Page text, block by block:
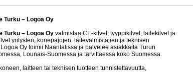
Turku – Logoa Oy
Turku – Logoa Oy valmistaa CE-kilvet, tyyppikilvet, laitekilvet ja
yritysten, konepajojen, laitevalmistajien ja teknisen
Oy toimii Naantalissa ja palvelee asiakkaita Turun
Lounais-Suomessa ja tarvittaessa koko Suomessa.
laitteen tai teknisen tuotteen tunnistettavuutta,